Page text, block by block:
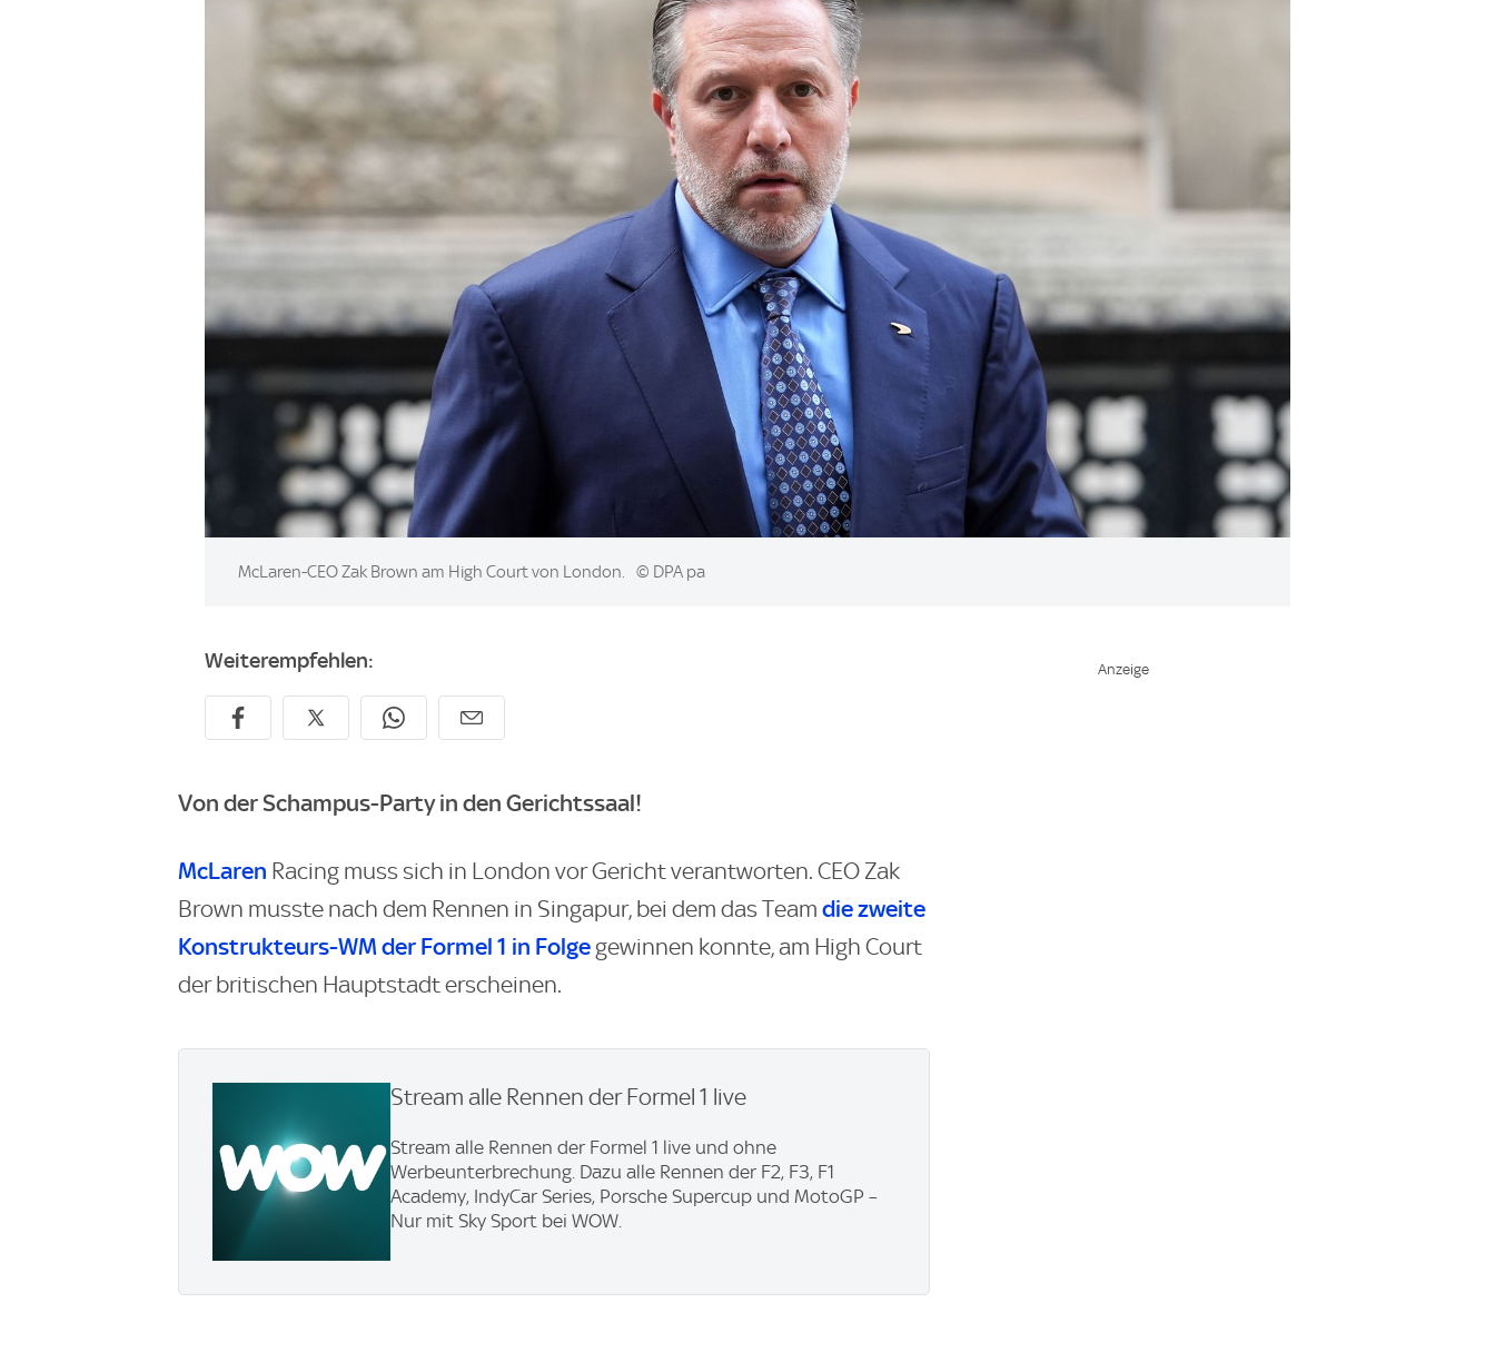
Image:
McLaren-CEO Zak Brown am High Court von London. © DPA pa
Weiterempfehlen:
Von der Schampus-Party in den Gerichtssaal!
McLaren Racing muss sich in London vor Gericht verantworten. CEO Zak
Brown musste nach dem Rennen in Singapur, bei dem das Team die zweite
Konstrukteurs-WM der Formel 1 in Folge gewinnen konnte, am High Court
der britischen Hauptstadt erscheinen.
Stream alle Rennen der Formel 1 live
Stream alle Rennen der Formel 1 live und ohne
Werbeunterbrechung. Dazu alle Rennen der F2, F3, F1
Academy, IndyCar Series, Porsche Supercup und MotoGP –
Nur mit Sky Sport bei WOW.